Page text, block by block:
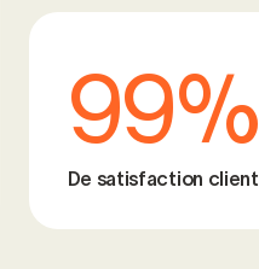
99%
De satisfaction client